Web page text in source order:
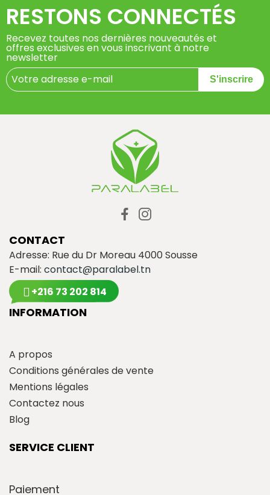
RESTONS CONNECTÉS
Recevez toutes nos dernières nouveautés et
offres exclusives en vous inscrivant à notre
newsletter
S'inscrire
CONTACT
Adresse: Rue du Dr Moreau 4000 Sousse
E-mail: contact@paralabel.tn
+216 73 202 814
INFORMATION
A propos
Conditions générales de vente
Mentions légales
Contactez nous
Blog
SERVICE CLIENT
Paiement